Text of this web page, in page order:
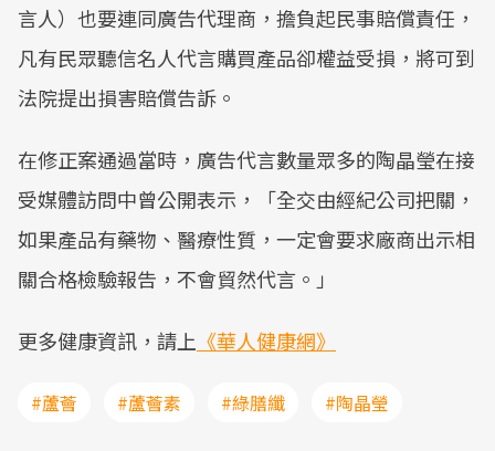
言人）也要連同廣告代理商，擔負起民事賠償責任，
凡有民眾聽信名人代言購買產品卻權益受損，將可到
法院提出損害賠償告訴。
在修正案通過當時，廣告代言數量眾多的陶晶瑩在接
受媒體訪問中曾公開表示，「全交由經紀公司把關，
如果產品有藥物、醫療性質，一定會要求廠商出示相
關合格檢驗報告，不會貿然代言。」
更多健康資訊，請上 《華人健康網》
#蘆薈 #蘆薈素 #綠膳纖 #陶晶瑩